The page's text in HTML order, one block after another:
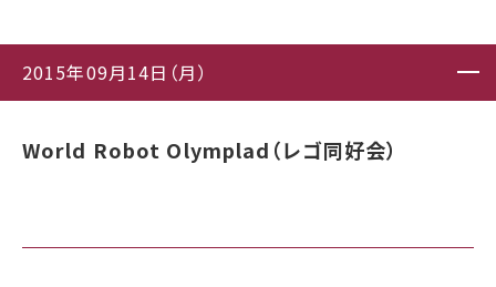
2015年09月14日（月）
World Robot Olymplad（レゴ同好会）